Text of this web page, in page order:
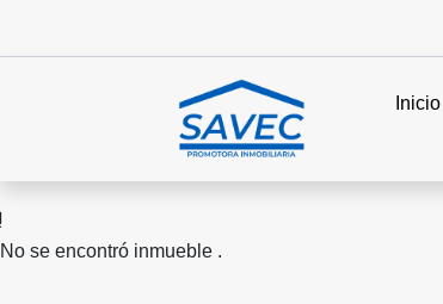
Inicio
No se encontró inmueble .